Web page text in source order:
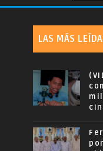
LAS MÁS